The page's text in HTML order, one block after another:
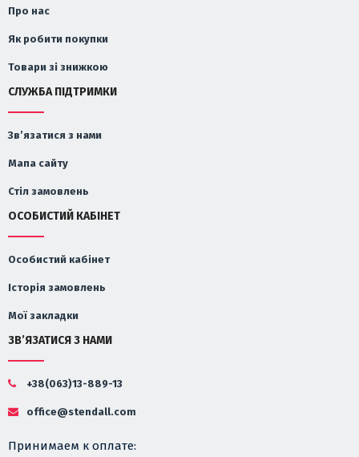
Про нас
Як робити покупки
Товари зі знижкою
СЛУЖБА ПІДТРИМКИ
Зв’язатися з нами
Мапа сайту
Стіл замовлень
ОСОБИСТИЙ КАБІНЕТ
Особистий кабінет
Історія замовлень
Мої закладки
ЗВ’ЯЗАТИСЯ З НАМИ
+38(063)13-889-13
office@stendall.com
Принимаем к оплате: